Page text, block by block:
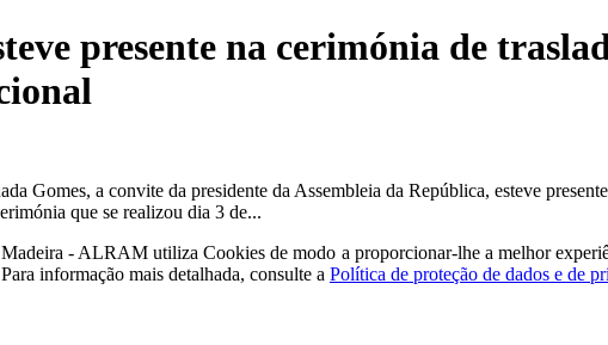
presente na cerimónia de
Gomes, a convite da presidente da Assembleia da República, esteve
que se realizou dia 3 de...
Madeira - ALRAM utiliza Cookies de modo a proporcionar-lhe a melhor
informação mais detalhada, consulte a Política de proteção de dados e de